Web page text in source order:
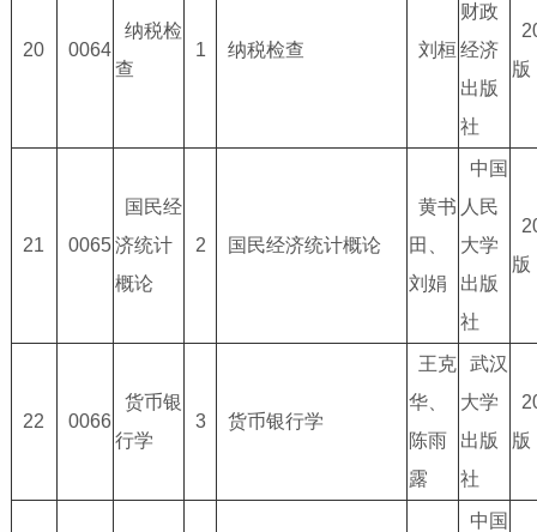
20 0064
纳税检
查
1 纳税检查 刘桓
财政
经济
出版
社
版
21 0065
国民经
济统计
概论
2 国民经济统计概论
黄书
田、
刘娟
中国
人民
大学
出版
社
版
22 0066
货币银
行学
3 货币银行学
王克
华、
陈雨
露
武汉
大学
出版
社
版
中国